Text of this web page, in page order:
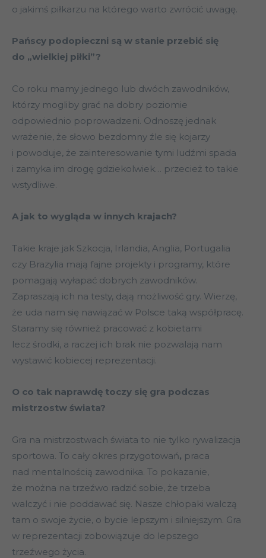
o jakimś piłkarzu na którego warto zwrócić uwagę.
Pańscy podopieczni są w stanie przebić się
do „wielkiej piłki”?
Co roku mamy jednego lub dwóch zawodników,
którzy mogliby grać na dobry poziomie
odpowiednio poprowadzeni. Odnoszę jednak
wrażenie, że słowo bezdomny źle się kojarzy
i powoduje, że zainteresowanie tymi ludźmi spada
i zamyka im drogę gdziekolwiek… przecież to takie
wstydliwe.
A jak to wygląda w innych krajach?
Takie kraje jak Szkocja, Irlandia, Anglia, Portugalia
czy Brazylia mają fajne projekty i programy, które
pomagają wyłapać dobrych zawodników.
Zapraszają ich na testy, dają możliwość gry. Wierzę,
że uda nam się nawiązać w Polsce taką współpracę.
Staramy się również pracować z kobietami
lecz środki, a raczej ich brak nie pozwalają nam
wystawić kobiecej reprezentacji.
O co tak naprawdę toczy się gra podczas
mistrzostw świata?
Gra na mistrzostwach świata to nie tylko rywalizacja
sportowa. To cały okres przygotowań, praca
nad mentalnością zawodnika. To pokazanie,
że można na trzeźwo radzić sobie, że trzeba
walczyć i nie poddawać się. Nasze chłopaki walczą
tam o swoje życie, o bycie lepszym i silniejszym. Gra
w reprezentacji zobowiązuje do lepszego
trzeźwego życia.